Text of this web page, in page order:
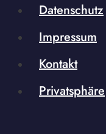
Datenschutz
Impressum
Kontakt
Privatsphäre